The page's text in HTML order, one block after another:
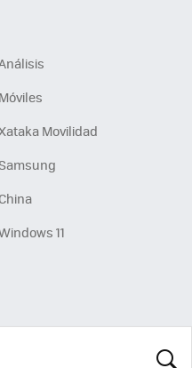
Móviles
Movilidad
China
11